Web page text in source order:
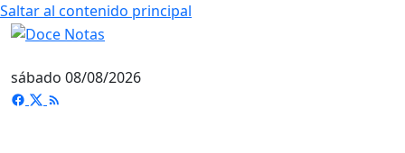
Saltar al contenido principal
sábado 08/08/2026